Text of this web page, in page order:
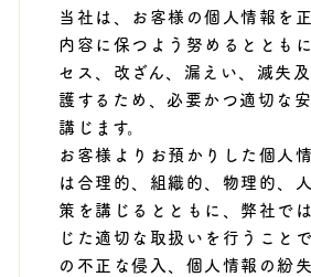
当社は、お客様の個人情報を
内容に保つよう努めるととも
セス、改ざん、漏えい、滅失
護するため、必要かつ適切な
講じます。
お客様よりお預かりした個人
は合理的、組織的、物理的、
策を講じるとともに、弊社で
じた適切な取扱いを行うこと
の不正な侵入、個人情報の紛